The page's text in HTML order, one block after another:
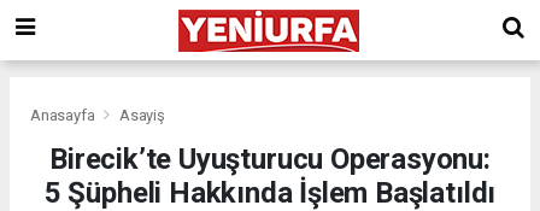
Anasayfa Asayiş
Birecik’te Uyuşturucu Operasyonu:
5 Şüpheli Hakkında İşlem Başlatıldı